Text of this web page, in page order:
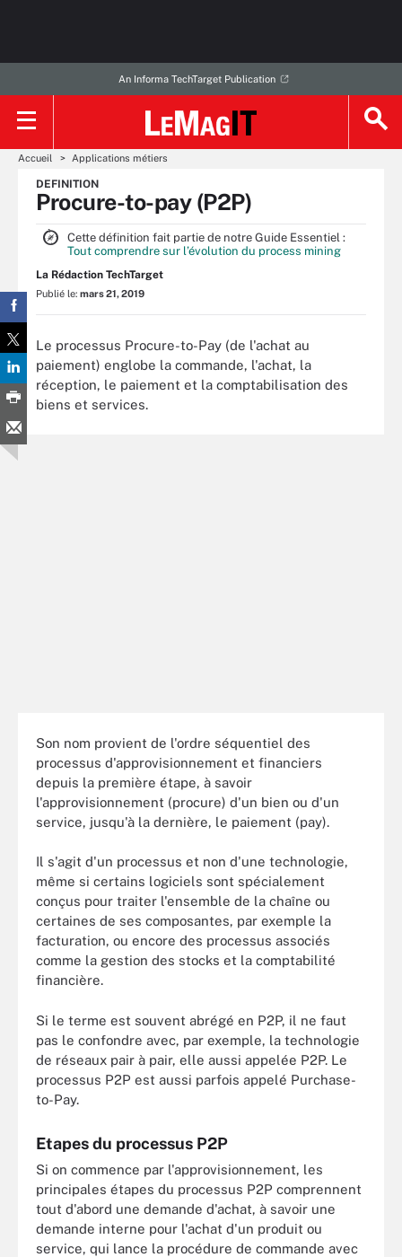
An Informa TechTarget Publication
Accueil Applications métiers
DEFINITION
Procure-to-pay (P2P)
Cette définition fait partie de notre Guide Essentiel :
Tout comprendre sur l’évolution du process mining
La Rédaction TechTarget
Publié le: mars 21, 2019
Le processus Procure-to-Pay (de l'achat au
paiement) englobe la commande, l'achat, la
réception, le paiement et la comptabilisation des
biens et services.
Son nom provient de l'ordre séquentiel des
processus d'approvisionnement et financiers
depuis la première étape, à savoir
l'approvisionnement (procure) d'un bien ou d'un
service, jusqu'à la dernière, le paiement (pay).
Il s'agit d'un processus et non d'une technologie,
même si certains logiciels sont spécialement
conçus pour traiter l'ensemble de la chaîne ou
certaines de ses composantes, par exemple la
facturation, ou encore des processus associés
comme la gestion des stocks et la comptabilité
financière.
Si le terme est souvent abrégé en P2P, il ne faut
pas le confondre avec, par exemple, la technologie
de réseaux pair à pair, elle aussi appelée P2P. Le
processus P2P est aussi parfois appelé Purchase-
to-Pay.
Etapes du processus P2P
Si on commence par l'approvisionnement, les
principales étapes du processus P2P comprennent
tout d'abord une demande d'achat, à savoir une
demande interne pour l'achat d'un produit ou
service, qui lance la procédure de commande avec